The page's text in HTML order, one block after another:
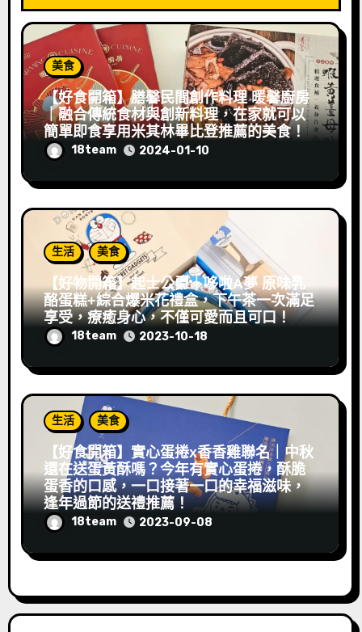
美食
【好食開箱】膳馨民間創作料理 暖馨廚房
｜融合傳統食材與創新料理，在家就可以
簡單即食享用米其林畢比登推薦的美食！
18team 2024-01-10
生活 美食
【好物開箱】起士公爵｜哆啦A夢 原味乳
酪蛋糕+綜合爆米花禮盒，下午茶一次滿足
享受，療癒身心，不僅可愛而且可口！
18team 2023-10-18
生活 美食
【好食開箱】實心蛋捲x香香雞聯名｜中秋
還在送蛋黃酥嗎？今年有實心蛋捲，酥脆
蛋香的口感，一口接著一口的幸福滋味，
逢年過節的送禮推薦！
18team 2023-09-08